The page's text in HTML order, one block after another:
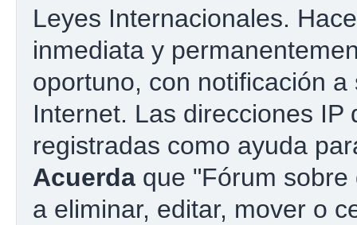
Leyes Internacionales.
inmediata y
oportuno, con notificación
Internet. Las direcciones
registradas como ayuda
Acuerda que "Fórum
a eliminar, editar, mover o